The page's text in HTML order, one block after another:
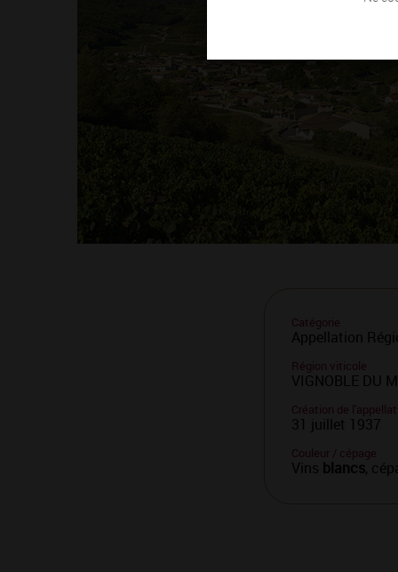
Catégorie
Appellation
Région viticole
VIGNOBLE DU
Création de
31 juillet 1937
Couleur / cépage
Vins blancs,